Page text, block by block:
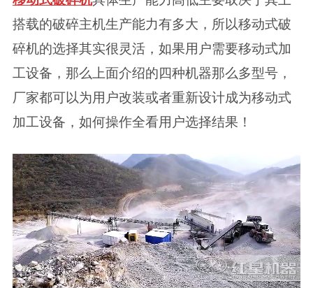
搭载的破碎主机生产能力有多大，所以移动式破
碎机的选择其实很灵活，如果用户需要移动式加
工设备，那么上面介绍的四种机器那么多型号，
厂家都可以为用户改装或者重新设计成为移动式
加工设备，如何操作全看用户选择结果！